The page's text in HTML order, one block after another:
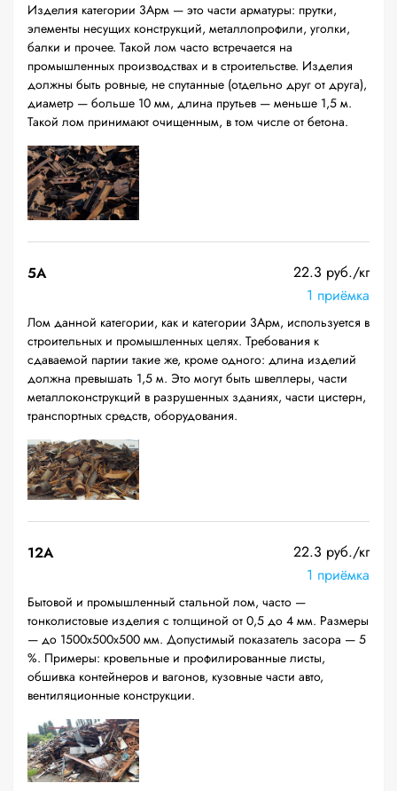
Изделия категории 3Арм — это части арматуры: прутки,
элементы несущих конструкций, металлопрофили, уголки,
балки и прочее. Такой лом часто встречается на
промышленных производствах и в строительстве. Изделия
должны быть ровные, не спутанные (отдельно друг от друга),
диаметр — больше 10 мм, длина прутьев — меньше 1,5 м.
Такой лом принимают очищенным, в том числе от бетона.
5А
22.3 руб./кг
1 приёмка
Лом данной категории, как и категории 3Арм, используется в
строительных и промышленных целях. Требования к
сдаваемой партии такие же, кроме одного: длина изделий
должна превышать 1,5 м. Это могут быть швеллеры, части
металлоконструкций в разрушенных зданиях, части цистерн,
транспортных средств, оборудования.
12A
22.3 руб./кг
1 приёмка
Бытовой и промышленный стальной лом, часто —
тонколистовые изделия с толщиной от 0,5 до 4 мм. Размеры
— до 1500х500х500 мм. Допустимый показатель засора — 5
%. Примеры: кровельные и профилированные листы,
обшивка контейнеров и вагонов, кузовные части авто,
вентиляционные конструкции.